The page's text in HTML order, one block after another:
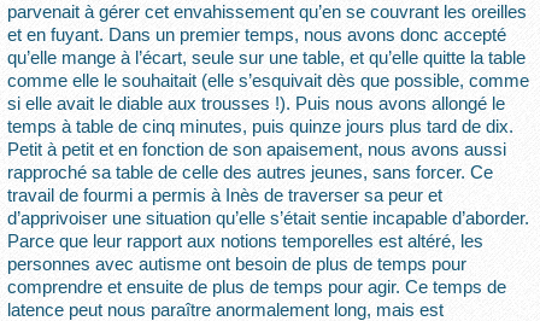
parvenait à gérer cet envahissement qu’en se couvrant les oreilles
et en fuyant. Dans un premier temps, nous avons donc accepté
qu’elle mange à l’écart, seule sur une table, et qu’elle quitte la table
comme elle le souhaitait (elle s’esquivait dès que possible, comme
si elle avait le diable aux trousses !). Puis nous avons allongé le
temps à table de cinq minutes, puis quinze jours plus tard de dix.
Petit à petit et en fonction de son apaisement, nous avons aussi
rapproché sa table de celle des autres jeunes, sans forcer. Ce
travail de fourmi a permis à Inès de traverser sa peur et
d’apprivoiser une situation qu’elle s’était sentie incapable d’aborder.
Parce que leur rapport aux notions temporelles est altéré, les
personnes avec autisme ont besoin de plus de temps pour
comprendre et ensuite de plus de temps pour agir. Ce temps de
latence peut nous paraître anormalement long, mais est